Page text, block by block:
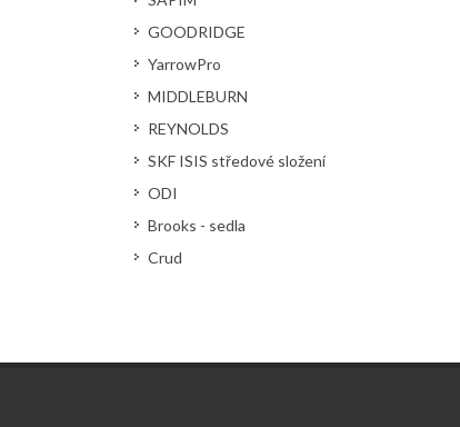
GOODRIDGE
YarrowPro
MIDDLEBURN
REYNOLDS
SKF ISIS středové složení
ODI
Brooks - sedla
Crud